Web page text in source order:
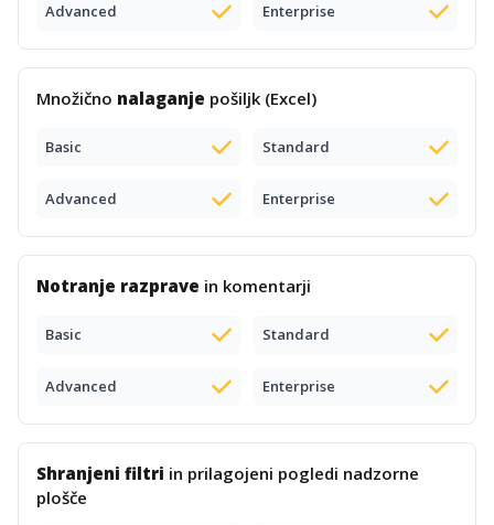
Advanced Enterprise
Množično nalaganje pošiljk (Excel)
Basic Standard
Advanced Enterprise
Notranje razprave in komentarji
Basic Standard
Advanced Enterprise
Shranjeni filtri in prilagojeni pogledi nadzorne
plošče